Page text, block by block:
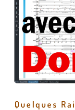
Quelques